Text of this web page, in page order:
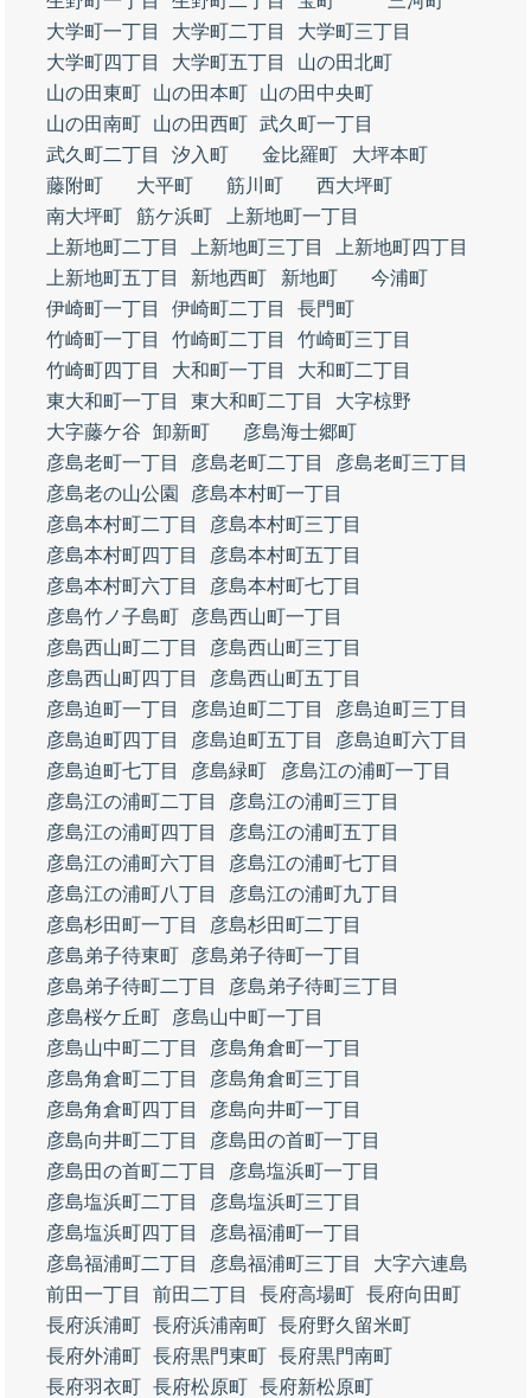
大学町一丁目
大学町二丁目
大学町三丁目
大学町四丁目
大学町五丁目
山の田北町
山の田東町
山の田本町
山の田中央町
山の田南町
山の田西町 武久町一丁目
武久町二丁目
汐入町 金比羅町
大坪本町
藤附町
大平町 筋川町
西大坪町
南大坪町
筋ケ浜町
上新地町一丁目
上新地町二丁目
上新地町三丁目
上新地町四丁目
上新地町五丁目
新地西町 新地町
今浦町
伊崎町一丁目
伊崎町二丁目
長門町
竹崎町一丁目
竹崎町二丁目
竹崎町三丁目
竹崎町四丁目
大和町一丁目
大和町二丁目
東大和町一丁目
東大和町二丁目
大字椋野
大字藤ケ谷
卸新町
彦島海士郷町
彦島老町一丁目
彦島老町二丁目
彦島老町三丁目
彦島老の山公園
彦島本村町一丁目
彦島本村町二丁目
彦島本村町三丁目
彦島本村町四丁目
彦島本村町五丁目
彦島本村町六丁目
彦島本村町七丁目
彦島竹ノ子島町
彦島西山町一丁目
彦島西山町二丁目
彦島西山町三丁目
彦島西山町四丁目
彦島西山町五丁目
彦島迫町一丁目
彦島迫町二丁目
彦島迫町三丁目
彦島迫町四丁目
彦島迫町五丁目
彦島迫町六丁目
彦島迫町七丁目
彦島緑町
彦島江の浦町一丁目
彦島江の浦町二丁目
彦島江の浦町三丁目
彦島江の浦町四丁目
彦島江の浦町五丁目
彦島江の浦町六丁目
彦島江の浦町七丁目
彦島江の浦町八丁目
彦島江の浦町九丁目
彦島杉田町一丁目
彦島杉田町二丁目
彦島弟子待東町
彦島弟子待町一丁目
彦島弟子待町二丁目
彦島弟子待町三丁目
彦島桜ケ丘町
彦島山中町一丁目
彦島山中町二丁目
彦島角倉町一丁目
彦島角倉町二丁目
彦島角倉町三丁目
彦島角倉町四丁目
彦島向井町一丁目
彦島向井町二丁目
彦島田の首町一丁目
彦島田の首町二丁目
彦島塩浜町一丁目
彦島塩浜町二丁目
彦島塩浜町三丁目
彦島塩浜町四丁目
彦島福浦町一丁目
彦島福浦町二丁目
彦島福浦町三丁目
大字六連島
前田一丁目
前田二丁目 長府高場町 長府向田町
長府浜浦町 長府浜浦南町 長府野久留米町
長府外浦町 長府黒門東町 長府黒門南町
長府羽衣町 長府松原町 長府新松原町